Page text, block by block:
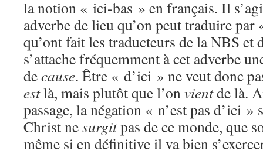
la notion « ici-bas » en français. Il
adverbe de lieu qu’on peut traduire
qu’ont fait les traducteurs de la NBS
s’attache fréquemment à cet adverbe
decause. Être « d’ici » ne veut donc
estlà, mais plutôt que l’onvientde là.
passage, la négation « n’est pas d’ici
Christ nesurgitpas de ce monde, que
même si en définitive il va bien